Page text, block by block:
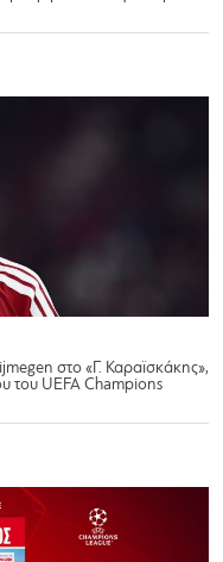
στο «Γ. Καραϊσκάκης»,
του UEFA Champions